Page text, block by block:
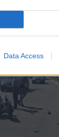
Data Access